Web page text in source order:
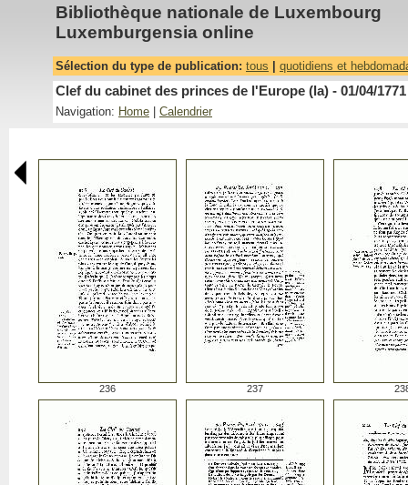
Bibliothèque nationale de Luxembourg
Luxemburgensia online
Sélection du type de publication: tous quotidiens et
Clef du cabinet des princes de l'Europe (la) - 01/04/1771
Navigation: Home Calendrier
236 237